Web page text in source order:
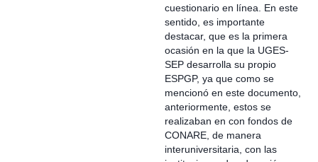
cuestionario en línea. En este
sentido, es importante
destacar, que es la primera
ocasión en la que la UGES-
SEP desarrolla su propio
ESPGP, ya que como se
mencionó en este documento,
anteriormente, estos se
realizaban en con fondos de
CONARE, de manera
interuniversitaria, con las